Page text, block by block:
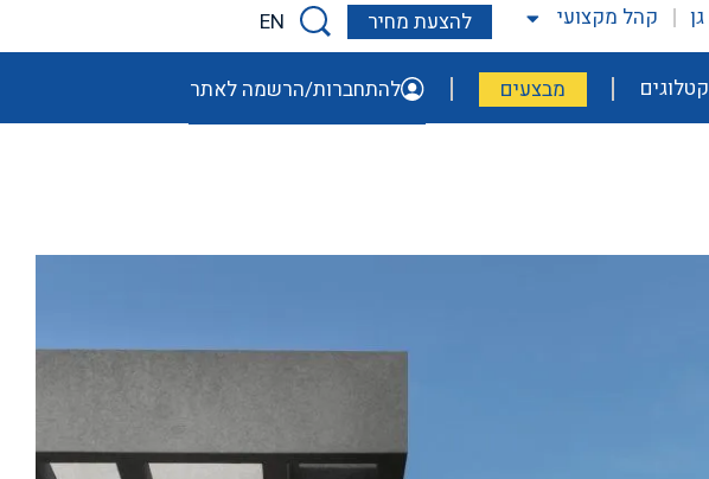
קהל מקצועי להצעת מחיר EN
קטלוגים מבצעים להתחברות/הרשמה לאתר